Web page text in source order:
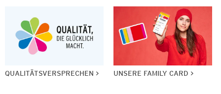
QUALITÄTSVERSPRECHEN UNSERE FAMILY CARD